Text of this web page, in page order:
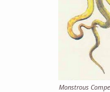
Monstrous